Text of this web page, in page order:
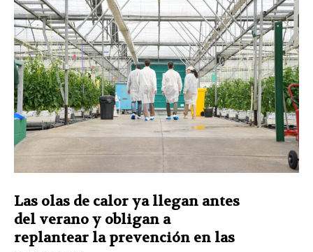
Las olas de calor ya llegan antes
del verano y obligan a
replantear la prevención en las